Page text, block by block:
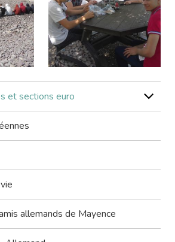
et sections euro
allemands de Mayence